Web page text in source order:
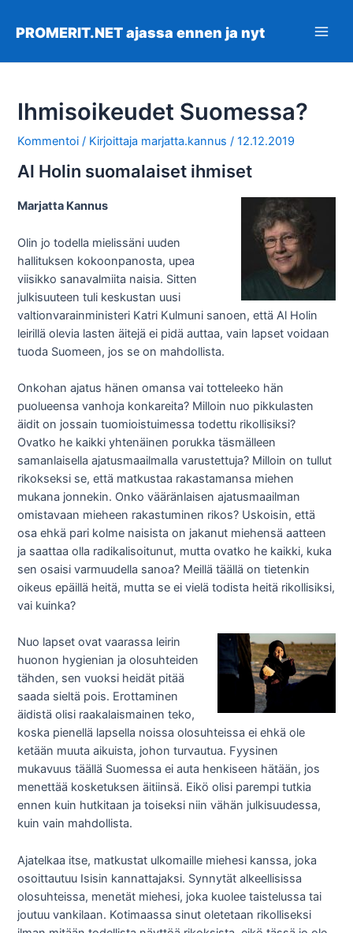
sisältöön
PROMERIT.NET ajassa ennen ja nyt
Ihmisoikeudet Suomessa?
Kommentoi / Kirjoittaja marjatta.kannus/12.12.2019
Al Holin suomalaiset ihmiset
Marjatta Kannus
Olin jo todella mielissäni uuden
hallituksen kokoonpanosta, upea
viisikko sanavalmiita naisia. Sitten
julkisuuteen tuli keskustan uusi
valtionvarainministeri Katri Kulmuni sanoen, että Al Holin
leirillä olevia lasten äitejä ei pidä auttaa, vain lapset voidaan
tuoda Suomeen, jos se on mahdollista.
Onkohan ajatus hänen omansa vai totteleeko hän
puolueensa vanhoja konkareita? Milloin nuo pikkulasten
äidit on jossain tuomioistuimessa todettu rikollisiksi?
Ovatko he kaikki yhtenäinen porukka täsmälleen
samanlaisella ajatusmaailmalla varustettuja? Milloin on tullut
rikokseksi se, että matkustaa rakastamansa miehen
mukana jonnekin. Onko vääränlaisen ajatusmaailman
omistavaan mieheen rakastuminen rikos? Uskoisin, että
osa ehkä pari kolme naisista on jakanut miehensä aatteen
ja saattaa olla radikalisoitunut, mutta ovatko he kaikki, kuka
sen osaisi varmuudella sanoa? Meillä täällä on tietenkin
oikeus epäillä heitä, mutta se ei vielä todista heitä rikollisiksi,
vai kuinka?
Nuo lapset ovat vaarassa leirin
huonon hygienian ja olosuhteiden
tähden, sen vuoksi heidät pitää
saada sieltä pois. Erottaminen
äidistä olisi raakalaismainen teko,
koska pienellä lapsella noissa olosuhteissa ei ehkä ole
ketään muuta aikuista, johon turvautua. Fyysinen
mukavuus täällä Suomessa ei auta henkiseen hätään, jos
menettää kosketuksen äitiinsä. Eikö olisi parempi tutkia
ennen kuin hutkitaan ja toiseksi niin vähän julkisuudessa,
kuin vain mahdollista.
Ajatelkaa itse, matkustat ulkomaille miehesi kanssa, joka
osoittautuu Isisin kannattajaksi. Synnytät alkeellisissa
olosuhteissa, menetät miehesi, joka kuolee taistelussa tai
joutuu vankilaan. Kotimaassa sinut oletetaan rikolliseksi